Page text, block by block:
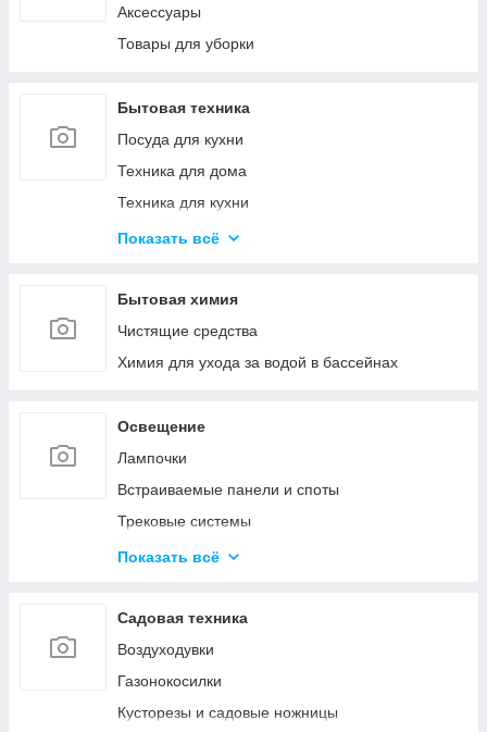
Степлеры и Дыроколы
Канцелярские ножи и ножницы
Товары для творчества
Аксессуары
Товары для уборки
Бытовая техника
Посуда для кухни
Техника для дома
Техника для кухни
Красота и здоровье
Кулеры для воды
Проточные водонагреватели
Показать всё
Бытовая химия
Чистящие средства
Химия для ухода за водой в бассейнах
Освещение
Лампочки
Встраиваемые панели и споты
Трековые системы
Светодиодные линейные светильники
Настольные лампы
Наружное и промышленное освещение
Светодиодные фонарики
Светодиодные ленты
Показать всё
Садовая техника
Воздуходувки
Газонокосилки
Кусторезы и садовые ножницы